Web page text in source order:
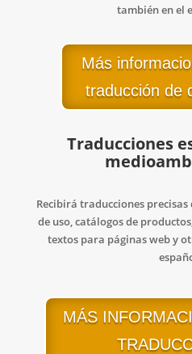
también en el
Más
traducción de
Traducciones
Recibirá traducciones
de uso, catálogos de
textos para páginas web y
MÁS